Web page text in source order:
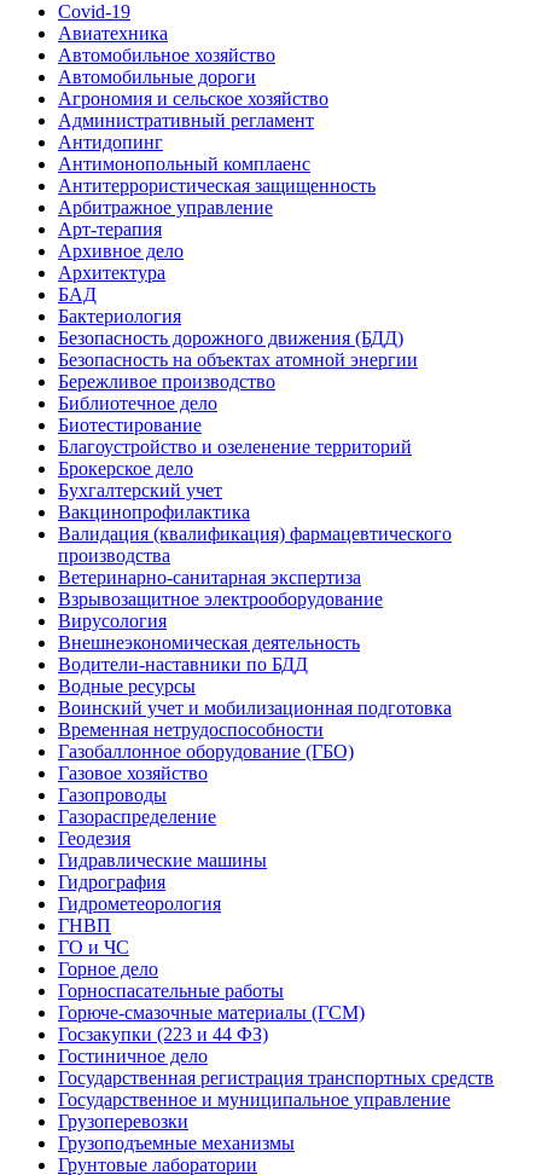
Covid-19
Авиатехника
Автомобильное хозяйство
Автомобильные дороги
Агрономия и сельское хозяйство
Административный регламент
Антидопинг
Антимонопольный комплаенс
Антитеррористическая защищенность
Арбитражное управление
Арт-терапия
Архивное дело
Архитектура
БАД
Бактериология
Безопасность дорожного движения (БДД)
Безопасность на объектах атомной энергии
Бережливое производство
Библиотечное дело
Биотестирование
Благоустройство и озеленение территорий
Брокерское дело
Бухгалтерский учет
Вакцинопрофилактика
Валидация (квалификация) фармацевтического
производства
Ветеринарно-санитарная экспертиза
Взрывозащитное электрооборудование
Вирусология
Внешнеэкономическая деятельность
Водители-наставники по БДД
Водные ресурсы
Воинский учет и мобилизационная подготовка
Временная нетрудоспособности
Газобаллонное оборудование (ГБО)
Газовое хозяйство
Газопроводы
Газораспределение
Геодезия
Гидравлические машины
Гидрография
Гидрометеорология
ГНВП
ГО и ЧС
Горное дело
Горноспасательные работы
Горюче-смазочные материалы (ГСМ)
Госзакупки (223 и 44 ФЗ)
Гостиничное дело
Государственная регистрация транспортных средств
Государственное и муниципальное управление
Грузоперевозки
Грузоподъемные механизмы
Грунтовые лаборатории